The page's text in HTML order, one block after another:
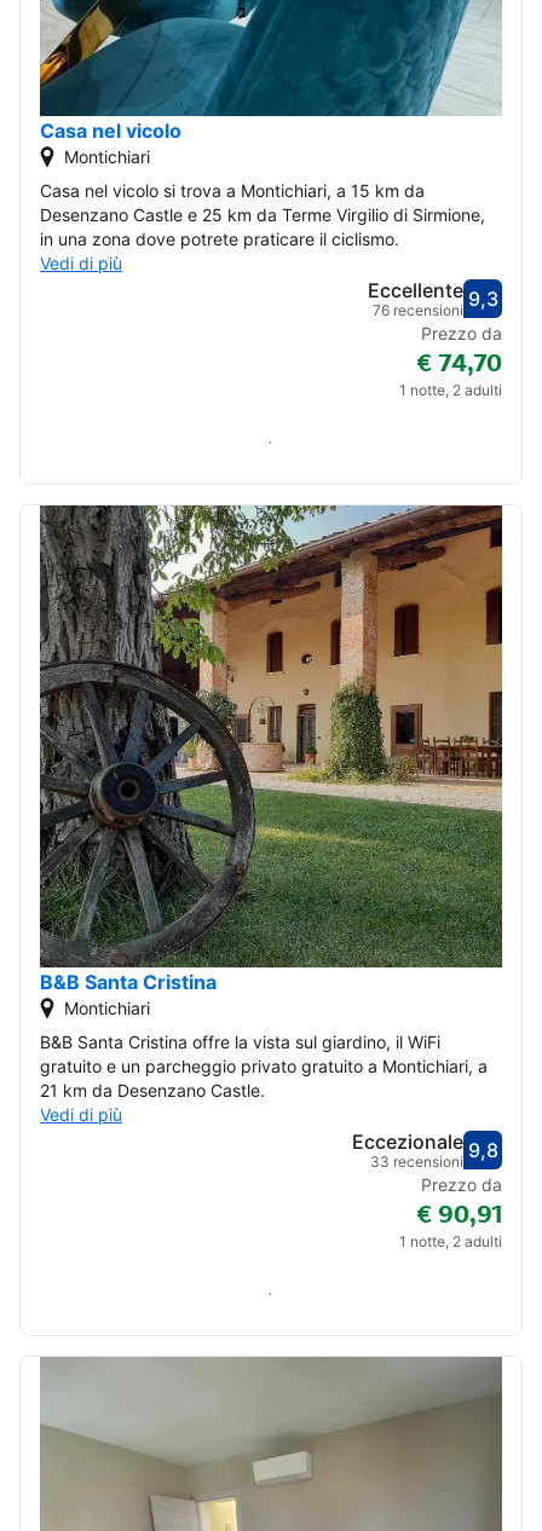
Casa nel vicolo
Montichiari
Casa nel vicolo si trova a Montichiari, a 15 km da
Desenzano Castle e 25 km da Terme Virgilio di Sirmione,
in una zona dove potrete praticare il ciclismo.
Vedi di più
9,3
Eccellente
76 recensioni
Prezzo da
€ 74,70
1 notte, 2 adulti
Verifica disponibilità
B&B Santa Cristina
Montichiari
B&B Santa Cristina offre la vista sul giardino, il WiFi
gratuito e un parcheggio privato gratuito a Montichiari, a
21 km da Desenzano Castle.
Vedi di più
9,8
Eccezionale
33 recensioni
Prezzo da
€ 90,91
1 notte, 2 adulti
Verifica disponibilità